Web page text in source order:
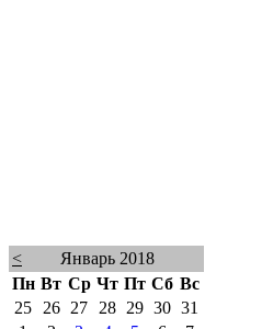
<
Январь 2018
Пн Вт Ср Чт Пт Сб Вс
25
26 27 28 29 30 31